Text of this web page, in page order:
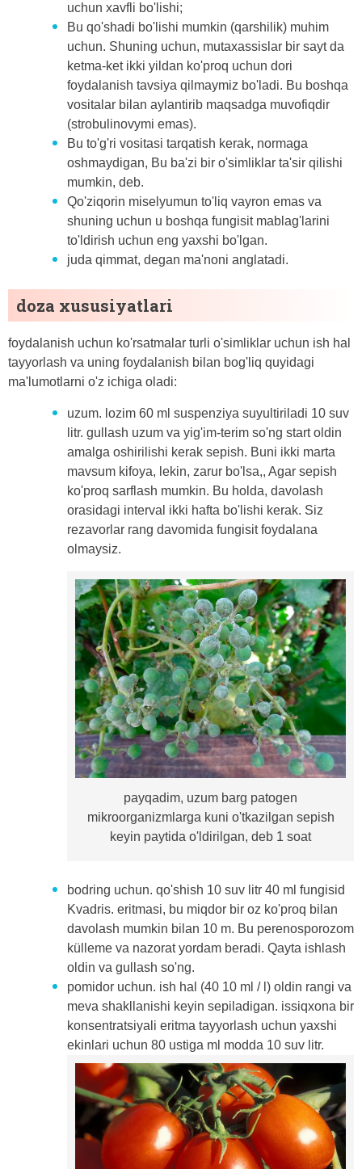
uchun xavfli bo'lishi;
Bu qo'shadi bo'lishi mumkin (qarshilik) muhim
uchun. Shuning uchun, mutaxassislar bir sayt da
ketma-ket ikki yildan ko'proq uchun dori
foydalanish tavsiya qilmaymiz bo'ladi. Bu boshqa
vositalar bilan aylantirib maqsadga muvofiqdir
(strobulinovymi emas).
Bu to'g'ri vositasi tarqatish kerak, normaga
oshmaydigan, Bu ba'zi bir o'simliklar ta'sir qilishi
mumkin, deb.
Qo'ziqorin miselyumun to'liq vayron emas va
shuning uchun u boshqa fungisit mablag'larini
to'ldirish uchun eng yaxshi bo'lgan.
juda qimmat, degan ma'noni anglatadi.
doza xususiyatlari
foydalanish uchun ko'rsatmalar turli o'simliklar uchun ish hal
tayyorlash va uning foydalanish bilan bog'liq quyidagi
ma'lumotlarni o'z ichiga oladi:
uzum. lozim 60 ml suspenziya suyultiriladi 10 suv
litr. gullash uzum va yig'im-terim so'ng start oldin
amalga oshirilishi kerak sepish. Buni ikki marta
mavsum kifoya, lekin, zarur bo'lsa,, Agar sepish
ko'proq sarflash mumkin. Bu holda, davolash
orasidagi interval ikki hafta bo'lishi kerak. Siz
rezavorlar rang davomida fungisit foydalana
olmaysiz.
payqadim, uzum barg patogen
mikroorganizmlarga kuni o'tkazilgan sepish
keyin paytida o'ldirilgan, deb 1 soat
bodring uchun. qo'shish 10 suv litr 40 ml fungisid
Kvadris. eritmasi, bu miqdor bir oz ko'proq bilan
davolash mumkin bilan 10 m. Bu perenosporozom
külleme va nazorat yordam beradi. Qayta ishlash
oldin va gullash so'ng.
pomidor uchun. ish hal (40 10 ml / l) oldin rangi va
meva shakllanishi keyin sepiladigan. issiqxona bir
konsentratsiyali eritma tayyorlash uchun yaxshi
ekinlari uchun 80 ustiga ml modda 10 suv litr.